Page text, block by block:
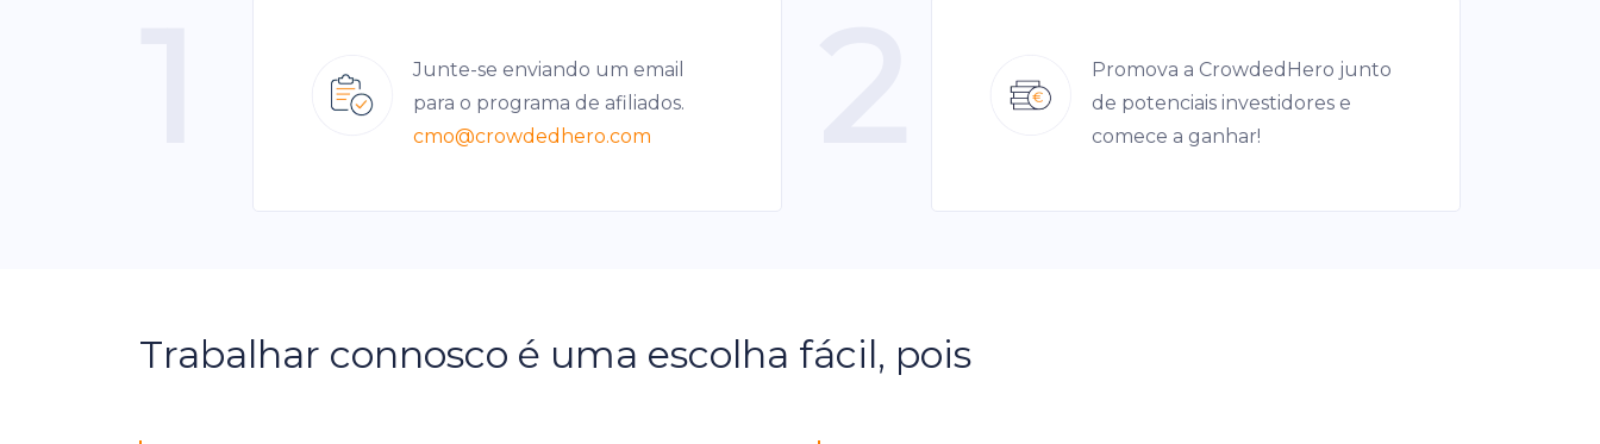
Junte-se enviando um email
para o programa de afiliados.
cmo@crowdedhero.com
Promova a CrowdedHero junto
de potenciais investidores e
comece a ganhar!
Trabalhar connosco é uma escolha fácil, pois